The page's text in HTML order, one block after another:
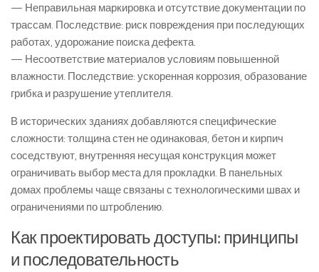
— Неправильная маркировка и отсутствие документации по
трассам. Последствие: риск повреждения при последующих
работах, удорожание поиска дефекта.
— Несоответствие материалов условиям повышенной
влажности. Последствие: ускоренная коррозия, образование
грибка и разрушение утеплителя.
В исторических зданиях добавляются специфические
сложности: толщина стен не одинаковая, бетон и кирпич
соседствуют, внутренняя несущая конструкция может
ограничивать выбор места для прокладки. В панельных
домах проблемы чаще связаны с технологическими швах и
ограничениями по штроблению.
Как проектировать доступы: принципы
и последовательность